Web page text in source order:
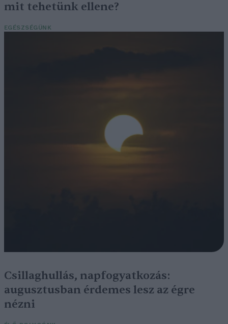
mit tehetünk ellene?
EGÉSZSÉGÜNK
Csillaghullás, napfogyatkozás:
augusztusban érdemes lesz az égre
nézni